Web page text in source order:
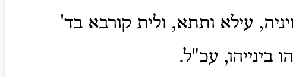
עילא ותתא, ולית קורבא בד'
בינייהו, עכ"ל.